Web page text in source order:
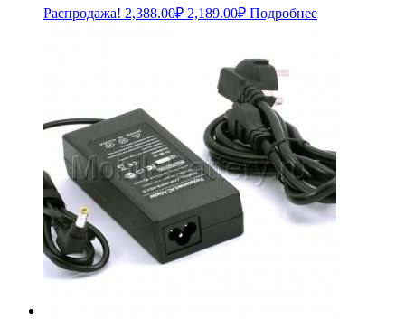
Распродажа! 2,388.00₽ Первоначальная
2,388.00₽.
2,189.00₽Текущая
цена:
Подробнее